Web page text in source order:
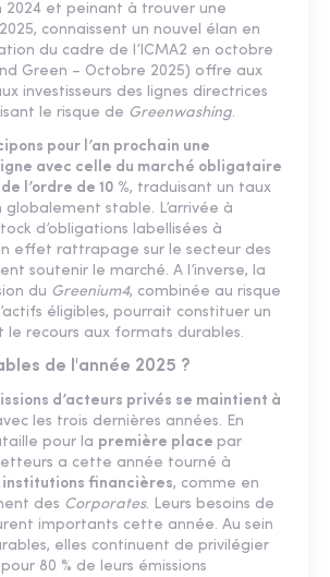
2024 et peinant à trouver une
connaissent un nouvel élan en
du cadre de l’ICMA2 en octobre
Green – Octobre 2025) offre aux
investisseurs des lignes directrices
le risque de Greenwashing.
pour l’an prochain une
avec celle du marché obligataire
l’ordre de 10 %, traduisant un taux
stable. L’arrivée à
d’obligations labellisées à
effet rattrapage sur le secteur des
soutenir le marché. A l’inverse, la
du Greenium4, combinée au risque
éligibles, pourrait constituer un
recours aux formats durables.
de l'année 2025 ?
d’acteurs privés se maintient à
les trois dernières années. En
pour la première place par
a cette année tourné à
institutions financières, comme en
des Corporates. Leurs besoins de
importants cette année. Au sein
elles continuent de privilégier
80 % de leurs émissions